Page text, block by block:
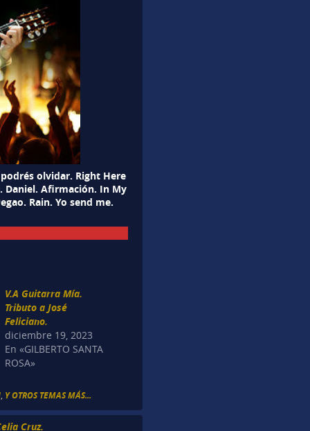
olvidar. Right Here
Daniel. Afirmación. In My
Rain. Yo send me.
V.A Guitarra Mía.
Tributo a José
Feliciano.
diciembre 19, 2023
En «GILBERTO SANTA
ROSA»
Y OTROS TEMAS MÁS...
Cruz.